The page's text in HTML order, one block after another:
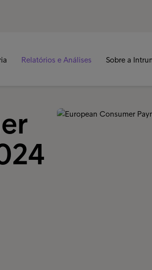
Relatórios e Análises Sobre a